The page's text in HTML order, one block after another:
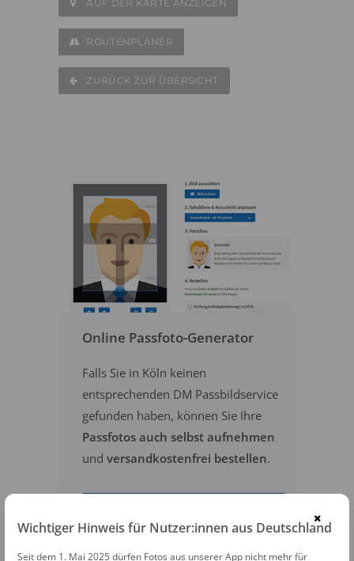
AUF DER KARTE ANZEIGEN
ROUTENPLANER
ZURÜCK ZUR ÜBERSICHT
Online Passfoto-Generator
Falls Sie in Köln keinen
entsprechenden DM Passbildservice
gefunden haben, können Sie Ihre
Passfotos auch selbst aufnehmen
und versandkostenfrei bestellen.
×
Wichtiger Hinweis für Nutzer:innen aus Deutschland
Seit dem 1. Mai 2025 dürfen Fotos aus unserer App nicht mehr für